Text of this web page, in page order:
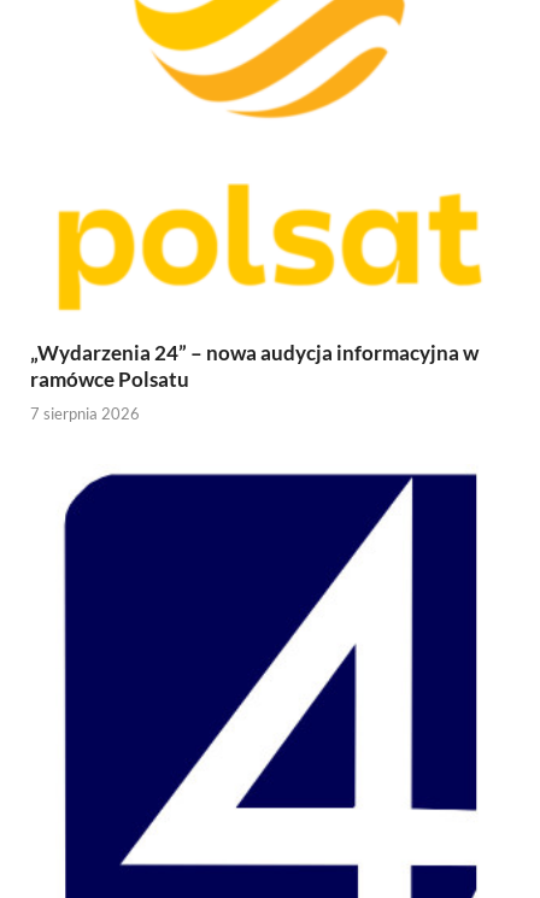
„Wydarzenia 24” – nowa audycja informacyjna w
ramówce Polsatu
7 sierpnia 2026